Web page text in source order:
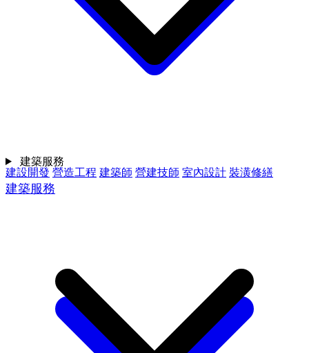
建設開發 營造工程 建築師 營建技師 室內設計 裝潢修繕
建築服務
建築服務